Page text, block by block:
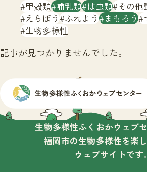
甲殻類 哺乳類 は虫類 その他
えらぼう ふれよう まもろう
生物多様性
記事が見つかりませんでした。
生物多様性ふくおかウェブセ
福岡市の生物多様性を楽
ウェブサイトです。